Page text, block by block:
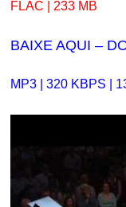
FLAC | 233 MB
BAIXE AQUI –
MP3 | 320 KBPS |